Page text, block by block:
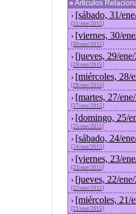
» Articulos
› [sábado, 31/
[31/ene/2015]
› [viernes, 30/
[30/ene/2015]
› [jueves, 29/
[29/ene/2015]
› [miércoles, 28/
[28/ene/2015]
› [martes, 27/
[27/ene/2015]
› [domingo, 25/
[25/ene/2015]
› [sábado, 24/
[24/ene/2015]
› [viernes, 23/
[23/ene/2015]
› [jueves, 22/
[22/ene/2015]
› [miércoles, 21/
[21/ene/2015]